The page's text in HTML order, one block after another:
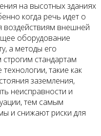
на высотных зданиях
когда речь идет о
воздействиям внешней
оборудование
а методы его
стандартам
такие как
заземления,
неисправности и
тем самым
и снижают риски для